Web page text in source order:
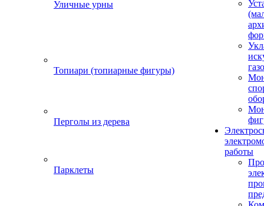
Уличные урны
Топиари (топиарные фигуры)
Перголы из дерева
Парклеты
работы